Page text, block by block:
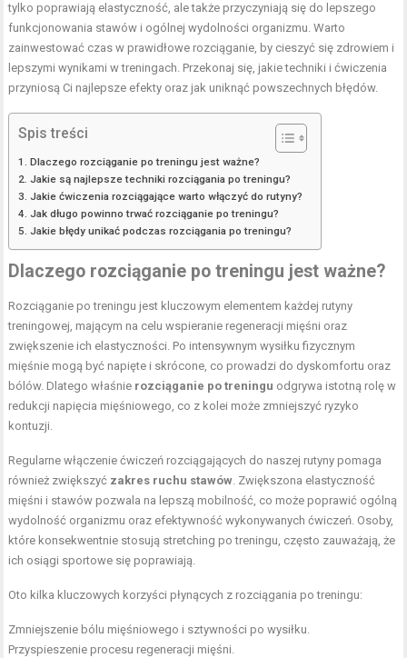
tylko poprawiają elastyczność, ale także przyczyniają się do lepszego
funkcjonowania stawów i ogólnej wydolności organizmu. Warto
zainwestować czas w prawidłowe rozciąganie, by cieszyć się zdrowiem i
lepszymi wynikami w treningach. Przekonaj się, jakie techniki i ćwiczenia
przyniosą Ci najlepsze efekty oraz jak uniknąć powszechnych błędów.
Spis treści
Dlaczego rozciąganie po treningu jest ważne?
Jakie są najlepsze techniki rozciągania po treningu?
Jakie ćwiczenia rozciągające warto włączyć do rutyny?
Jak długo powinno trwać rozciąganie po treningu?
Jakie błędy unikać podczas rozciągania po treningu?
Dlaczego rozciąganie po treningu jest ważne?
Rozciąganie po treningu jest kluczowym elementem każdej rutyny
treningowej, mającym na celu wspieranie regeneracji mięśni oraz
zwiększenie ich elastyczności. Po intensywnym wysiłku fizycznym
mięśnie mogą być napięte i skrócone, co prowadzi do dyskomfortu oraz
bólów. Dlatego właśnie rozciąganie po treningu odgrywa istotną rolę w
redukcji napięcia mięśniowego, co z kolei może zmniejszyć ryzyko
kontuzji.
Regularne włączenie ćwiczeń rozciągających do naszej rutyny pomaga
również zwiększyć zakres ruchu stawów. Zwiększona elastyczność
mięśni i stawów pozwala na lepszą mobilność, co może poprawić ogólną
wydolność organizmu oraz efektywność wykonywanych ćwiczeń. Osoby,
które konsekwentnie stosują stretching po treningu, często zauważają, że
ich osiągi sportowe się poprawiają.
Oto kilka kluczowych korzyści płynących z rozciągania po treningu:
Zmniejszenie bólu mięśniowego i sztywności po wysiłku.
Przyspieszenie procesu regeneracji mięśni.